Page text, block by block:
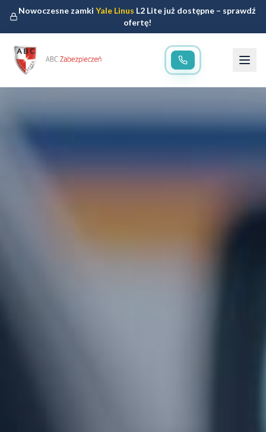
Nowoczesne zamkiYale Linus L2 Lite już dostępne – sprawdź
ofertę!